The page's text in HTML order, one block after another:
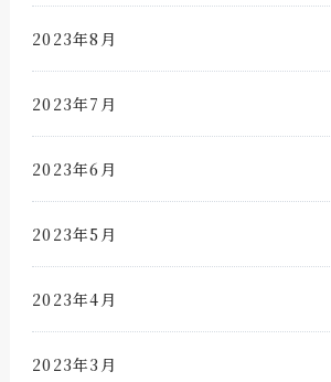
2023年8月
2023年7月
2023年6月
2023年5月
2023年4月
2023年3月